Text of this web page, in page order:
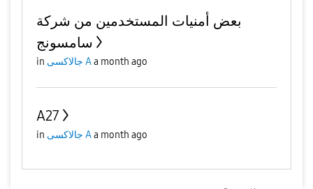
بعض أمنيات المستخدمين من شركة
سامسونج
in جالاكسى Aa month ago
A27
in جالاكسى Aa month ago